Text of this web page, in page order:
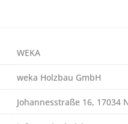
WEKA
weka Holzbau GmbH
Johannesstraße 16,